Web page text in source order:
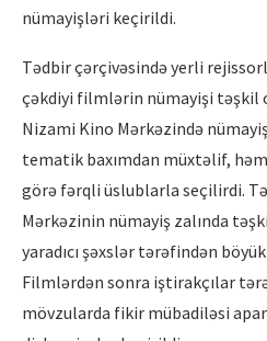
nümayişləri keçirildi.
Tədbir çərçivəsində yerli
çəkdiyi filmlərin nümayişi təşkil
Nizami Kino Mərkəzində
tematik baxımdan müxtəlif,
görə fərqli üslublarla seçilirdi.
Mərkəzinin nümayiş zalında
yaradıcı şəxslər tərəfindən
Filmlərdən sonra iştirakçılar
mövzularda fikir mübadiləsi